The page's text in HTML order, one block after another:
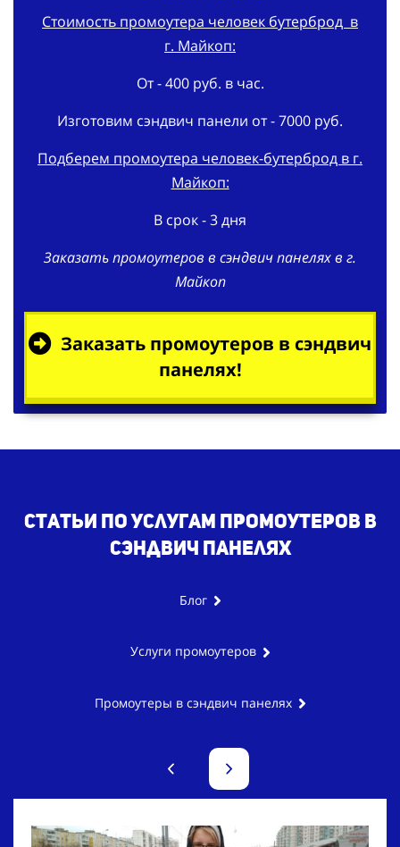
Стоимость промоутера человек бутерброд в
г. Майкоп:
От - 400 руб. в час.
Изготовим сэндвич панели от - 7000 руб.
Подберем промоутера человек-бутерброд в г.
Майкоп:
В срок - 3 дня
Заказать промоутеров в сэндвич панелях в г.
Майкоп
Заказать промоутеров в сэндвич
панелях!
Статьи по услугам промоутеров в
сэндвич панелях
Блог
Услуги промоутеров
Промоутеры в сэндвич панелях